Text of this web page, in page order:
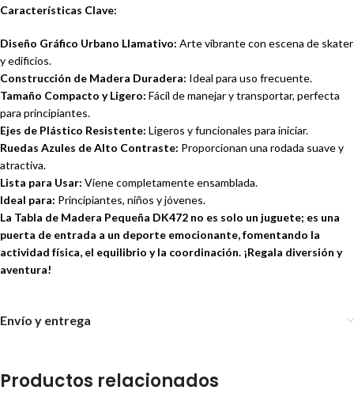
Características Clave:
Diseño Gráfico Urbano Llamativo: Arte vibrante con escena de skater
y edificios.
Construcción de Madera Duradera: Ideal para uso frecuente.
Tamaño Compacto y Ligero: Fácil de manejar y transportar, perfecta
para principiantes.
Ejes de Plástico Resistente: Ligeros y funcionales para iniciar.
Ruedas Azules de Alto Contraste: Proporcionan una rodada suave y
atractiva.
Lista para Usar: Viene completamente ensamblada.
Ideal para: Principiantes, niños y jóvenes.
La Tabla de Madera Pequeña DK472 no es solo un juguete; es una
puerta de entrada a un deporte emocionante, fomentando la
actividad física, el equilibrio y la coordinación. ¡Regala diversión y
aventura!
Envío y entrega
Productos relacionados